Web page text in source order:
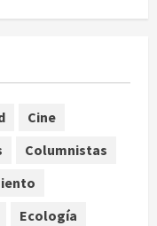
decreta Jornada
Cine
Columnistas
Ecología